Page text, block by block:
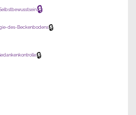
🔒
🔒
🔒